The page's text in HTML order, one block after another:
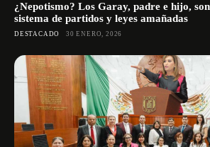
¿Nepotismo? Los Garay, padre e hijo,
sistema de partidos y leyes amañadas
DESTACADO 30 ENERO, 2026